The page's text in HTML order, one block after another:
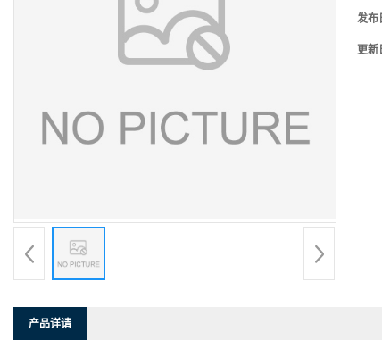
发布
更新
产品详请